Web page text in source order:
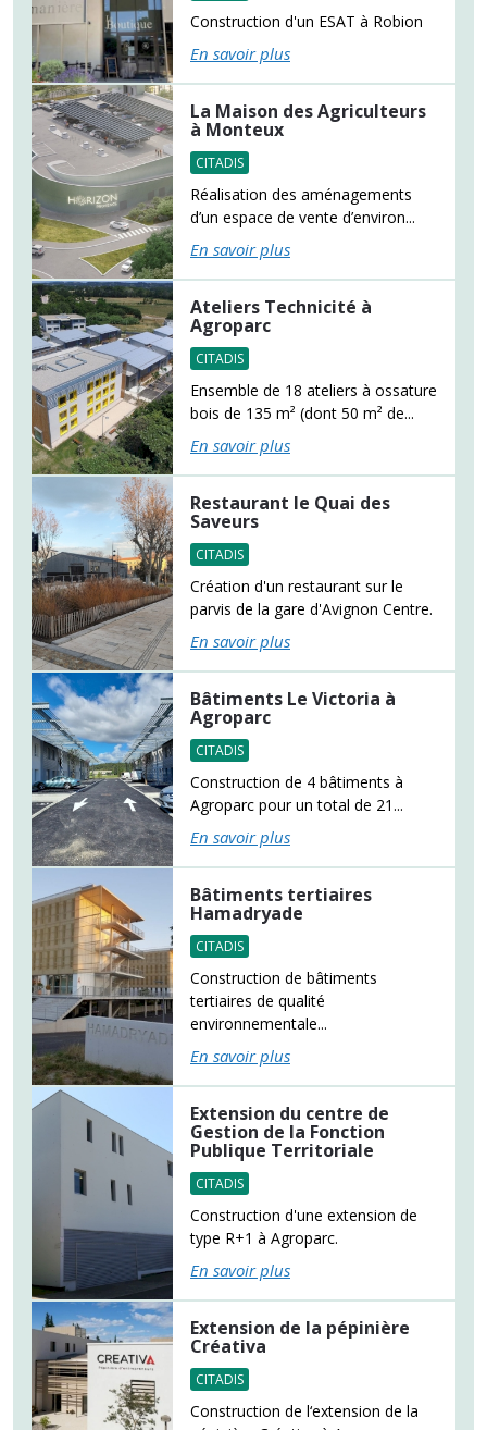
Construction d'un ESAT à Robion
En savoir plus
La Maison des Agriculteurs
à Monteux
CITADIS
Réalisation des aménagements
d’un espace de vente d’environ...
En savoir plus
Ateliers Technicité à
Agroparc
CITADIS
Ensemble de 18 ateliers à ossature
bois de 135 m² (dont 50 m² de...
En savoir plus
Restaurant le Quai des
Saveurs
CITADIS
Création d'un restaurant sur le
parvis de la gare d'Avignon Centre.
En savoir plus
Bâtiments Le Victoria à
Agroparc
CITADIS
Construction de 4 bâtiments à
Agroparc pour un total de 21...
En savoir plus
Bâtiments tertiaires
Hamadryade
CITADIS
Construction de bâtiments
tertiaires de qualité
environnementale...
En savoir plus
Extension du centre de
Gestion de la Fonction
Publique Territoriale
CITADIS
Construction d'une extension de
type R+1 à Agroparc.
En savoir plus
Extension de la pépinière
Créativa
CITADIS
Construction de l‘extension de la